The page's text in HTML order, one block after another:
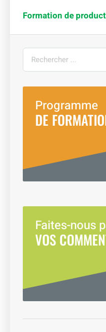
Formation de
Rechercher
Programme
DE
Faites-nous
VOS